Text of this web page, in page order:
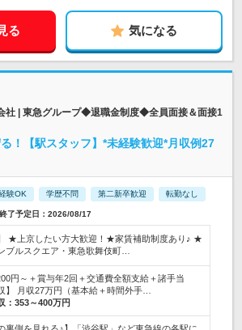
る 気になる
社 | 東急グループ◆退職金制度◆全員面接＆面接1
！【駅スタッフ】*未経験歓迎*月収例27
験OK 学歴不問 第二新卒歓迎 転勤なし
了予定日：2026/08/17
】 ★上京したい方大歓迎！★家賃補助制度あり♪ ★
ブルスクエア・東急歌舞伎町…
円～＋賞与年2回＋交通費全額支給＋諸手当
】 月収27万円（基本給＋時間外手…
： 353～400万円